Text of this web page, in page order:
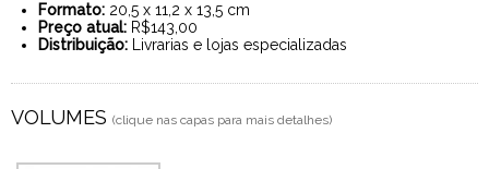
Formato: 20,5 x 11,2 x 13,5 cm
Preço atual: R$143,00
Distribuição: Livrarias e lojas especializadas
VOLUMES (clique nas capas para mais detalhes)